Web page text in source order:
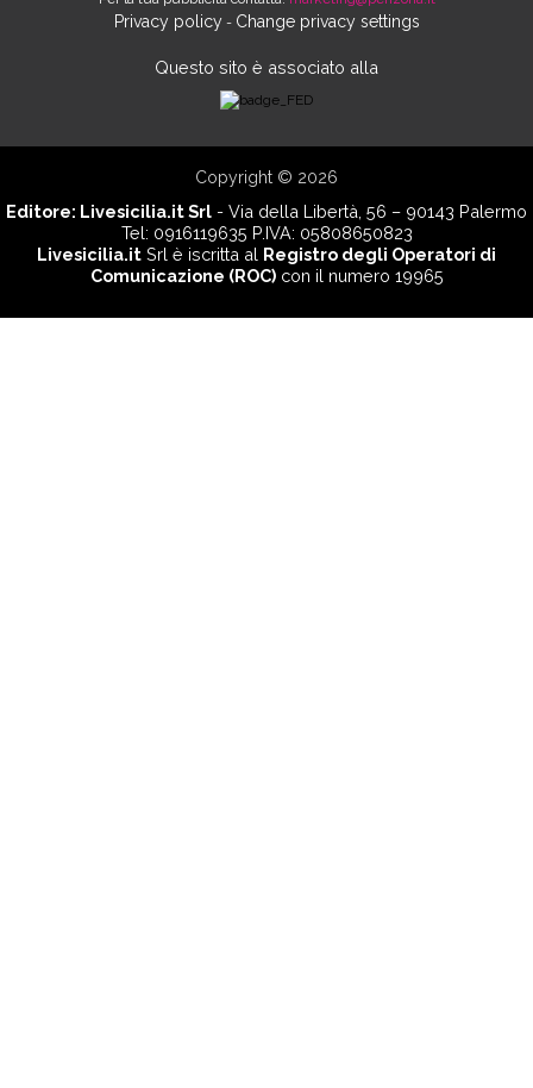
Privacy policy- Change privacy settings
Questo sito è associato alla
Copyright © 2026
Editore: Livesicilia.it Srl - Via della Libertà, 56 – 90143 Palermo
Tel: 0916119635 P.IVA: 05808650823
Livesicilia.it Srl è iscritta al Registro degli Operatori di
Comunicazione (ROC)con il numero 19965